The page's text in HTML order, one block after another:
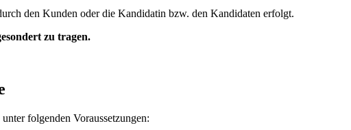
den Kunden oder die Kandidatin bzw. den Kandidaten erfolgt.
zu tragen.
folgenden Voraussetzungen: